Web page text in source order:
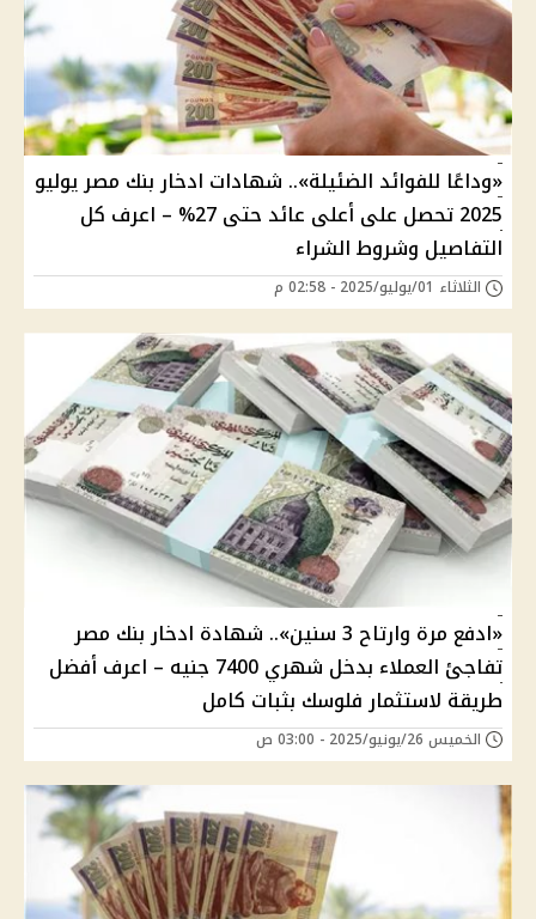
«وداعًا للفوائد الضئيلة».. شهادات ادخار بنك مصر يوليو
2025 تحصل على أعلى عائد حتى 27% – اعرف كل
التفاصيل وشروط الشراء
الثلاثاء 01/يوليو/2025 - 02:58 م
«ادفع مرة وارتاح 3 سنين».. شهادة ادخار بنك مصر
تفاجئ العملاء بدخل شهري 7400 جنيه – اعرف أفضل
طريقة لاستثمار فلوسك بثبات كامل
الخميس 26/يونيو/2025 - 03:00 ص